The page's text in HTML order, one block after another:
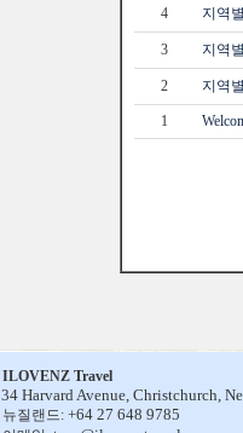
4 지역
3 지역
2 지역
1
ILOVENZ Travel
34 Harvard Avenue, Christchurch,
뉴질랜드: +64 27 648 9785